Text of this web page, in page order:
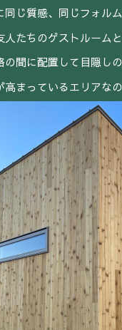
同じ質感、同じフォル
人たちのゲストルーム
の間に配置して目隠し
高まっているエリアな